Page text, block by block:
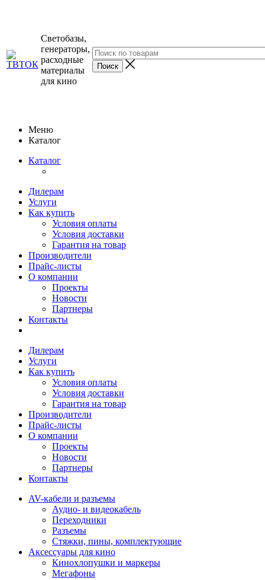
Светобазы,
генераторы,
расходные
материалы
для кино
Меню
Каталог
Каталог
Дилерам
Услуги
Как купить
Условия оплаты
Условия доставки
Гарантия на товар
Производители
Прайс-листы
О компании
Проекты
Новости
Партнеры
Контакты
Дилерам
Услуги
Как купить
Условия оплаты
Условия доставки
Гарантия на товар
Производители
Прайс-листы
О компании
Проекты
Новости
Партнеры
Контакты
AV-кабели и разъемы
Аудио- и видеокабель
Переходники
Разъемы
Стяжки, пины, комплектующие
Аксессуары для кино
Кинохлопушки и маркеры
Мегафоны